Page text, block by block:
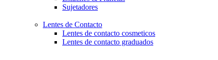
Sujetadores
Lentes de Contacto
Lentes de contacto cosmeticos
Lentes de contacto graduados